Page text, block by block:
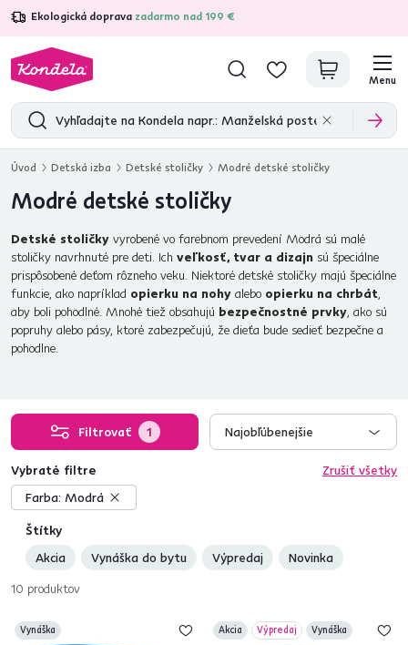
Ekologická doprava zadarmo nad 199 €
4,7 31 333overených produktových recenzií
Menu
Úvod Detská izba Detské stoličky Modré detské stoličky
Modré detské stoličky
Detské stoličky vyrobené vo farebnom prevedení Modrá sú malé
stoličky navrhnuté pre deti. Ich veľkosť, tvar a dizajn sú špeciálne
prispôsobené deťom rôzneho veku. Niektoré detské stoličky majú špeciálne
funkcie, ako napríklad opierku na nohy alebo opierku na chrbát,
aby boli pohodlné. Mnohé tiež obsahujú bezpečnostné prvky, ako sú
popruhy alebo pásy, ktoré zabezpečujú, že dieťa bude sedieť bezpečne a
pohodlne.
Filtrovať 1 Najobľúbenejšie
Štítky
Akcia
Vynáška do bytu Výpredaj Novinka
Vybraté filtre
Zrušiť všetky
Farba: Modrá
10 produktov
Vynáška Akcia Výpredaj Vynáška